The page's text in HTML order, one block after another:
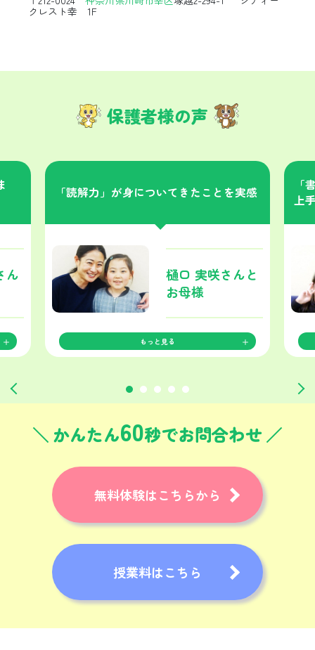
クレスト幸 1F
保護者様の声
ん
「読解力」が身についてきたことを実感
樋口 実咲さんと
お母様
もっと見る
「
上
かんたん60秒でお問合わせ
無料体験はこちらから
授業料はこちら